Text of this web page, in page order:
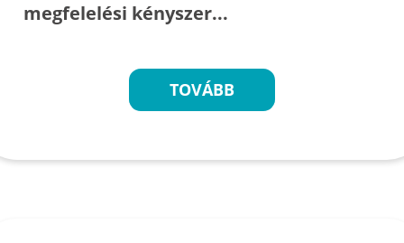
megfelelési kényszer...
TOVÁBB